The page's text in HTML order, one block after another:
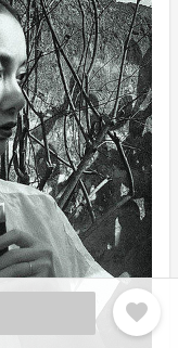
favorite